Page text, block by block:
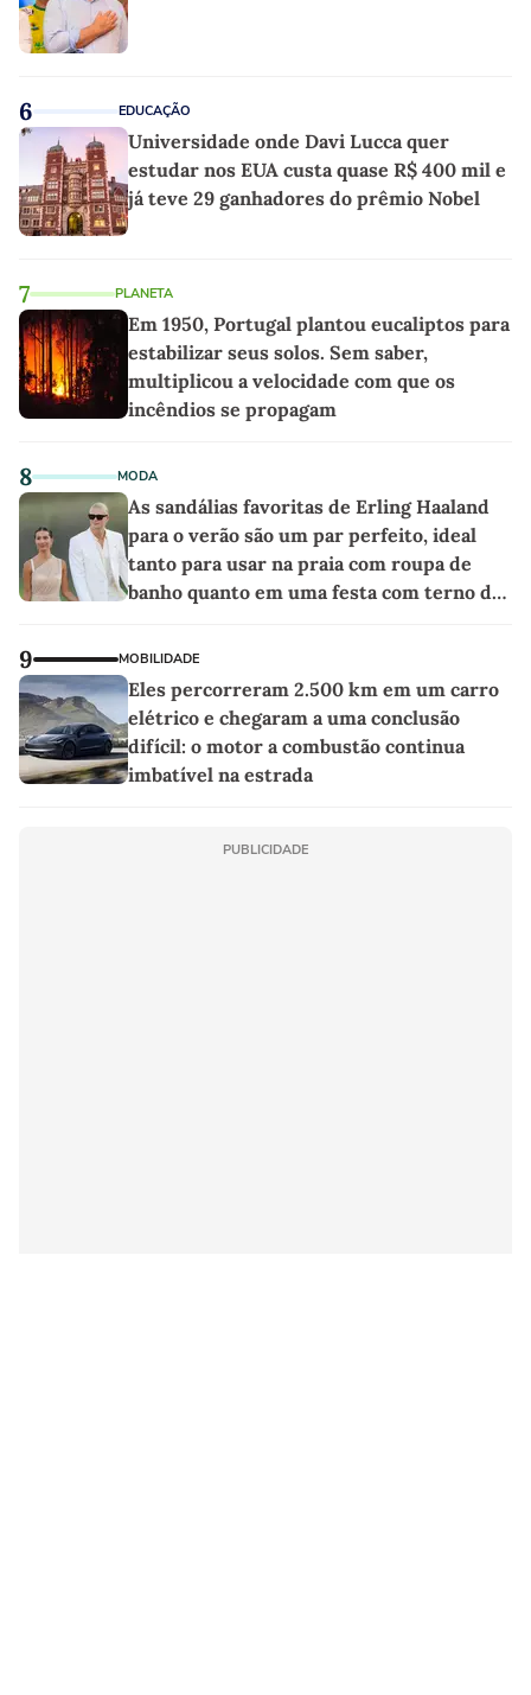
6 EDUCAÇÃO
Universidade onde Davi Lucca quer
estudar nos EUA custa quase R$ 400 mil e
já teve 29 ganhadores do prêmio Nobel
7 PLANETA
Em 1950, Portugal plantou eucaliptos para
estabilizar seus solos. Sem saber,
multiplicou a velocidade com que os
incêndios se propagam
8 MODA
As sandálias favoritas de Erling Haaland
para o verão são um par perfeito, ideal
tanto para usar na praia com roupa de
banho quanto em uma festa com terno de
9 MOBILIDADE
Eles percorreram 2.500 km em um carro
elétrico e chegaram a uma conclusão
difícil: o motor a combustão continua
imbatível na estrada
PUBLICIDADE